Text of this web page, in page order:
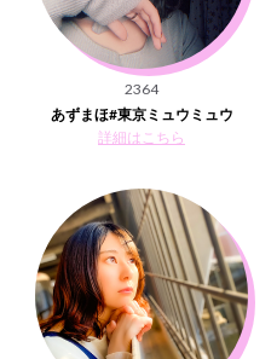
2364
あずまほ#東京ミュウミュウ
詳細はこちら